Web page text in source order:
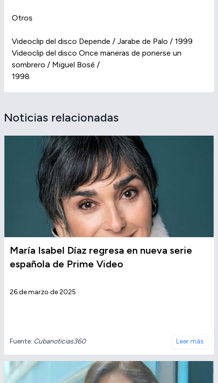
Otros
Videoclip del disco Depende / Jarabe de Palo / 1999
Videoclip del disco Once maneras de ponerse un
sombrero / Miguel Bosé /
1998
Noticias relacionadas
María Isabel Díaz regresa en nueva serie
española de Prime Video
26 de marzo de 2025
Fuente: Cubanoticias360 Leer más